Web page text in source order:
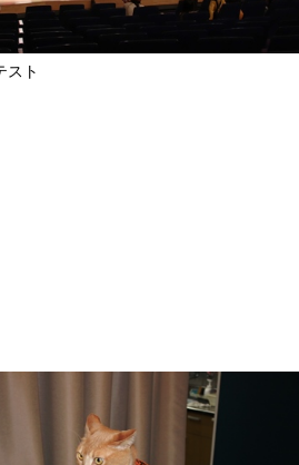
スト